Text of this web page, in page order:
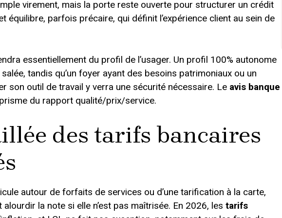
virement, mais la porte reste ouverte pour structurer un crédit
équilibre, parfois précaire, qui définit l’expérience client au sein de
essentiellement du profil de l’usager. Un profil 100% autonome
tandis qu’un foyer ayant des besoins patrimoniaux ou un
son outil de travail y verra une sécurité nécessaire. Le avis banque
du rapport qualité/prix/service.
des tarifs bancaires
autour de forfaits de services ou d’une tarification à la carte,
la note si elle n’est pas maîtrisée. En 2026, les tarifs